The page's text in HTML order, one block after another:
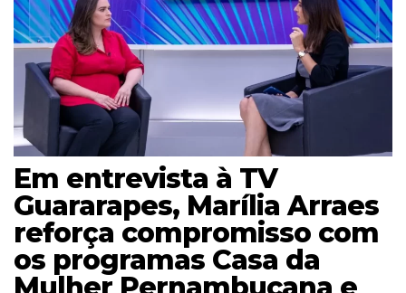
Em entrevista à TV
Guararapes, Marília Arraes
reforça compromisso com
os programas Casa da